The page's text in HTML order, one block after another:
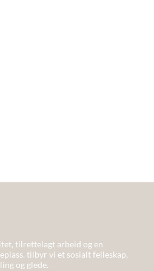
tilrettelagt arbeid og en
tilbyr vi et sosialt felleskap,
og glede.